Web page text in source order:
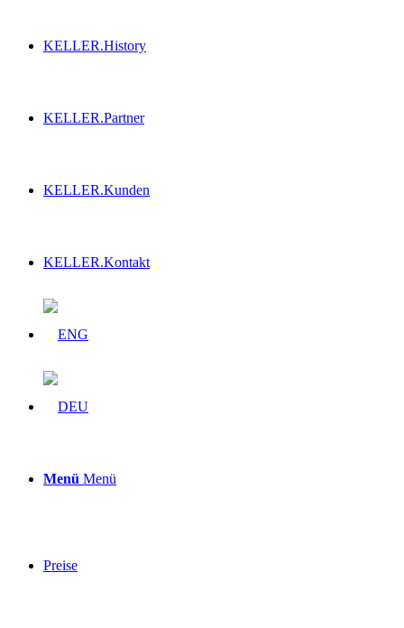
KELLER.History
KELLER.Partner
KELLER.Kunden
KELLER.Kontakt
Menü Menü
Preise